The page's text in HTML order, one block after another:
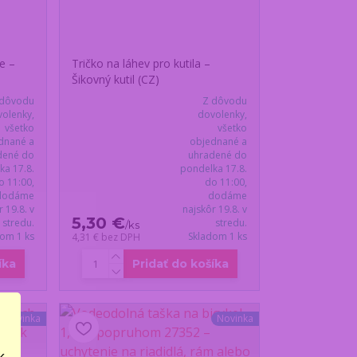
–
všetko
a
do
17.8.
11:00,
19.8. v
stredu.
1 ks
Tričko na láhev pro kutila –
Šikovný kutil (CZ)
5,30 €/ks
4,31 € bez DPH
Z dôvodu
dovolenky,
všetko
objednané a
uhradené do
pondelka 17.8.
do 11:00,
dodáme
najskôr 19.8. v
stredu.
Skladom 1 ks
Pridať do košíka
Novinka Novinka